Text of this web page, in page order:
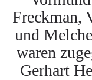
Freckman,
und
waren
Gerhart